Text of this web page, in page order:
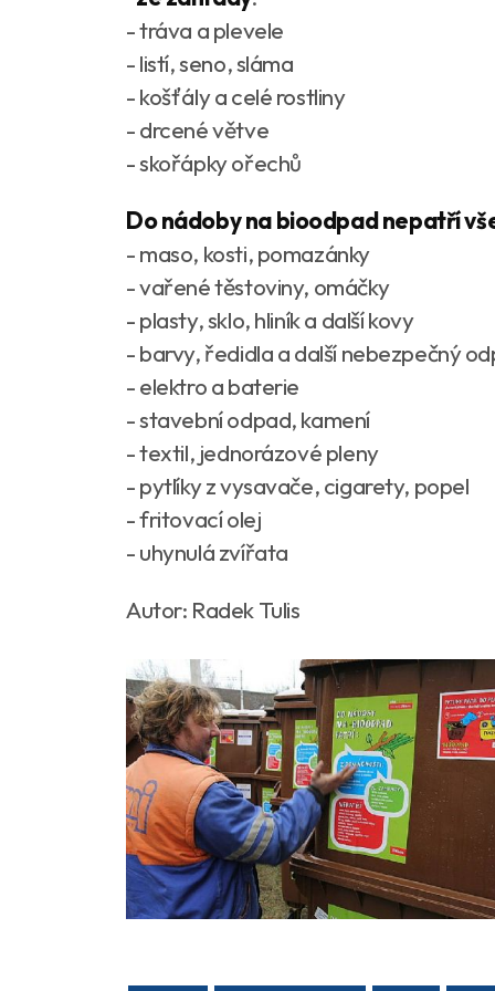
- tráva a plevele
- listí, seno, sláma
- košťály a celé rostliny
- drcené větve
- skořápky ořechů
Do nádoby na bioodpad nepatří
- maso, kosti, pomazánky
- vařené těstoviny, omáčky
- plasty, sklo, hliník a další kovy
- barvy, ředidla a další nebezpečný
- elektro a baterie
- stavební odpad, kamení
- textil, jednorázové pleny
- pytlíky z vysavače, cigarety, popel
- fritovací olej
- uhynulá zvířata
Autor: Radek Tulis